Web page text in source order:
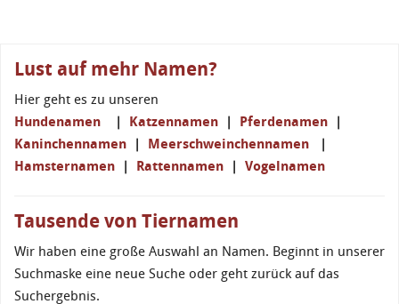
Lust auf mehr Namen?
Hier geht es zu unseren
Hundenamen | Katzennamen | Pferdenamen |
Kaninchennamen | Meerschweinchennamen |
Hamsternamen | Rattennamen | Vogelnamen
Tausende von Tiernamen
Wir haben eine große Auswahl an Namen. Beginnt in unserer
Suchmaske eine neue Suche oder geht zurück auf das
Suchergebnis.